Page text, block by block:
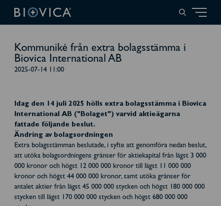
Kommuniké från extra bolagsstämma i
Biovica International AB
2025-07-14 11:00
Idag den 14 juli 2025 hölls extra bolagsstämma i Biovica
International AB ("Bolaget") varvid aktieägarna
fattade följande beslut.
Ändring av bolagsordningen
Extra bolagsstämman beslutade, i syfte att genomföra nedan beslut,
att utöka bolagsordningens gränser för aktiekapital från lägst 3 000
000 kronor och högst 12 000 000 kronor till lägst 11 000 000
kronor och högst 44 000 000 kronor, samt utöka gränser för
antalet aktier från lägst 45 000 000 stycken och högst 180 000 000
stycken till lägst 170 000 000 stycken och högst 680 000 000